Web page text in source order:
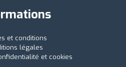
et conditions
légales
et cookies